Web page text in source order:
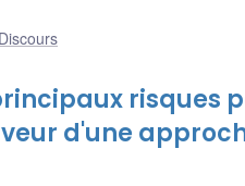
Discours
risques
d'une